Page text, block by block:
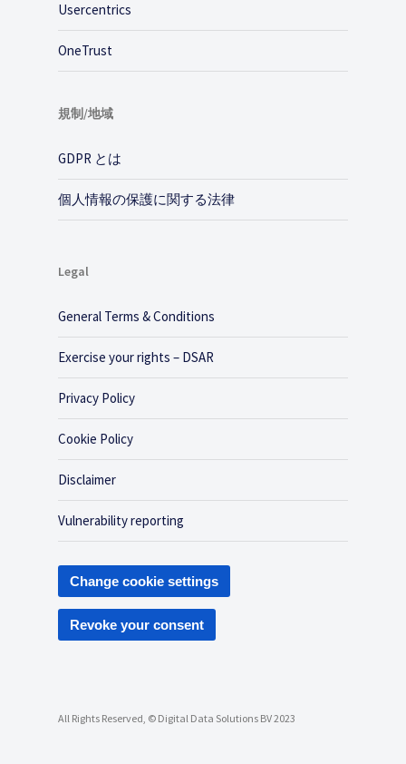
Usercentrics
OneTrust
規制/地域
GDPR とは
個人情報の保護に関する法律
Legal
General Terms & Conditions
Exercise your rights – DSAR
Privacy Policy
Cookie Policy
Disclaimer
Vulnerability reporting
Change cookie settings
Revoke your consent
All Rights Reserved, © Digital Data Solutions BV 2023